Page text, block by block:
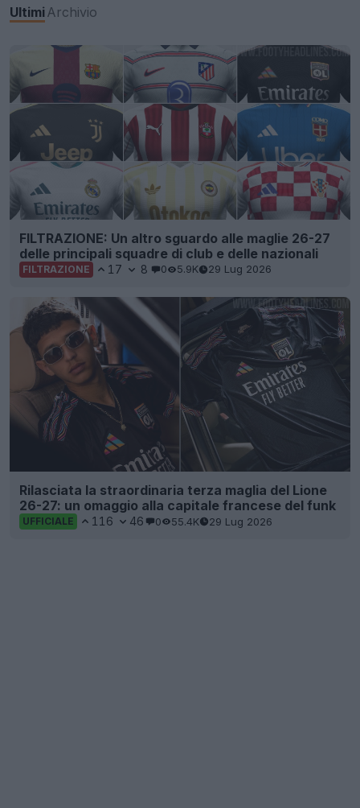
UltimiArchivio
FILTRAZIONE: Un altro sguardo alle maglie 26-27
delle principali squadre di club e delle nazionali
FILTRAZIONE 17 8 0 5.9K 29 Lug 2026
Rilasciata la straordinaria terza maglia del Lione
26-27: un omaggio alla capitale francese del funk
UFFICIALE 116 46 0 55.4K 29 Lug 2026